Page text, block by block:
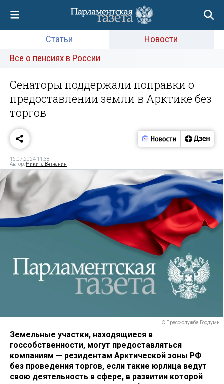
Статьи
Новости
Все о пенсиях в России
Сенаторы поддержали поправки о
предоставлении земли в Арктике без
торгов
16.07.2024 11:38
Автор: Никита Вятчанин
© Пресс-служба Госдумы
Земельные участки, находящиеся в
госсобственности, могут предоставляться
компаниям — резидентам Арктической зоны РФ
без проведения торгов, если такие юрлица ведут
свою деятельность в сфере, в развитии которой